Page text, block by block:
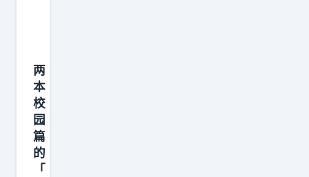
，
我
相
信
没
有
两
本
校
园
篇
的
「